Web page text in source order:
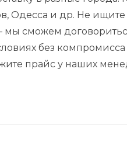
Одесса и др. Не ищите
мы сможем
без компромисса
прайс у наших